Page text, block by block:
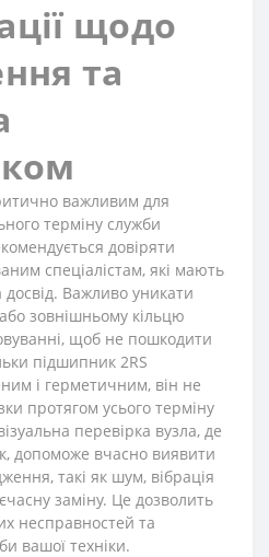
щодо
та
важливим для
терміну служби
довіряти
спеціалістам, які мають
досвід. Важливо уникати
зовнішньому кільцю
щоб не пошкодити
підшипник 2RS
і герметичним, він не
протягом усього терміну
перевірка вузла, де
допоможе вчасно виявити
такі як шум, вібрація
заміну. Це дозволить
несправностей та
вашої техніки.